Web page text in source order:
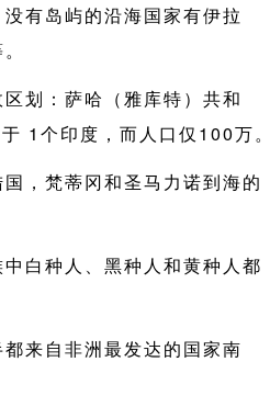
有岛屿的沿海国家有伊拉
划：萨哈（雅库特）共和
1个印度，而人口仅100万。
，梵蒂冈和圣马力诺到海的
白种人、黑种人和黄种人都
来自非洲最发达的国家南